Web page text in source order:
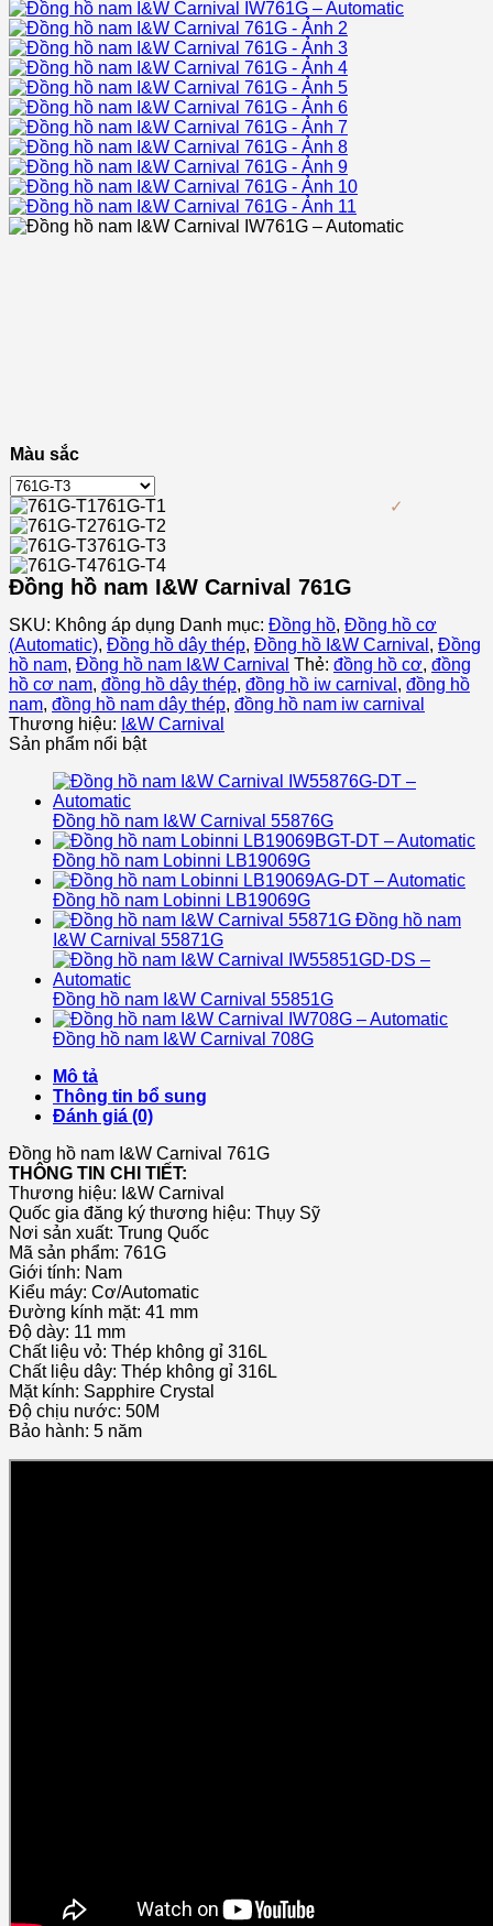
Màu sắc
761G-T1
761G-T2
761G-T3
761G-T4
Đồng hồ nam I&W Carnival 761G
SKU: Không áp dụng Danh mục: Đồng hồ, Đồng hồ cơ
(Automatic), Đồng hồ dây thép, Đồng hồ I&W Carnival , Đồng
hồ nam, Đồng hồ nam I&W Carnival Thẻ: đồng hồ cơ, đồng
hồ cơ nam, đồng hồ dây thép, đồng hồ iw carnival , đồng hồ
nam, đồng hồ nam dây thép, đồng hồ nam iw carnival
Thương hiệu: I&W Carnival
Sản phẩm nổi bật
Đồng hồ nam I&W Carnival 55876G
Đồng hồ nam Lobinni LB19069G
Đồng hồ nam Lobinni LB19069G
Đồng hồ nam
I&W Carnival 55871G
Đồng hồ nam I&W Carnival 55851G
Đồng hồ nam I&W Carnival 708G
Mô tả
Thông tin bổ sung
Đánh giá (0)
Đồng hồ nam I&W Carnival 761G
THÔNG TIN CHI TIẾT:
Thương hiệu: I&W Carnival
Quốc gia đăng ký thương hiệu: Thụy Sỹ
Nơi sản xuất: Trung Quốc
Mã sản phẩm: 761G
Giới tính: Nam
Kiểu máy: Cơ/Automatic
Đường kính mặt: 41 mm
Độ dày: 11 mm
Chất liệu vỏ: Thép không gỉ 316L
Chất liệu dây: Thép không gỉ 316L
Mặt kính: Sapphire Crystal
Độ chịu nước: 50M
Bảo hành: 5 năm